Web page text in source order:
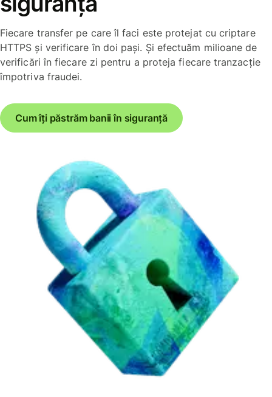
Fiecare transfer pe care îl faci este protejat cu criptare
HTTPS și verificare în doi pași. Și efectuăm milioane de
verificări în fiecare zi pentru a proteja fiecare tranzacție
împotriva fraudei.
Cum îți păstrăm banii în siguranță